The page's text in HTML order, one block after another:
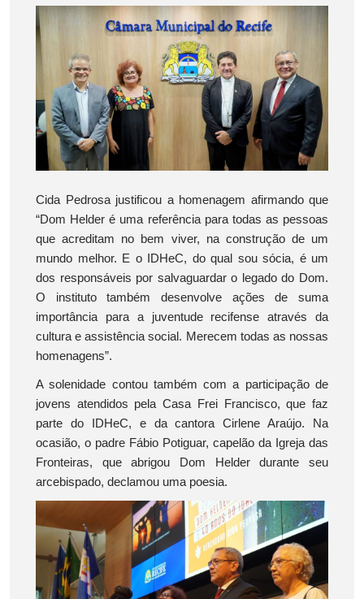
Cida Pedrosa justificou a homenagem afirmando que
“Dom Helder é uma referência para todas as pessoas
que acreditam no bem viver, na construção de um
mundo melhor. E o IDHeC, do qual sou sócia, é um
dos responsáveis por salvaguardar o legado do Dom.
O instituto também desenvolve ações de suma
importância para a juventude recifense através da
cultura e assistência social. Merecem todas as nossas
homenagens”.
A solenidade contou também com a participação de
jovens atendidos pela Casa Frei Francisco, que faz
parte do IDHeC, e da cantora Cirlene Araújo. Na
ocasião, o padre Fábio Potiguar, capelão da Igreja das
Fronteiras, que abrigou Dom Helder durante seu
arcebispado, declamou uma poesia.